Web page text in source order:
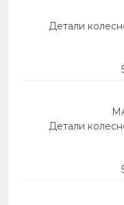
Детали
Детали